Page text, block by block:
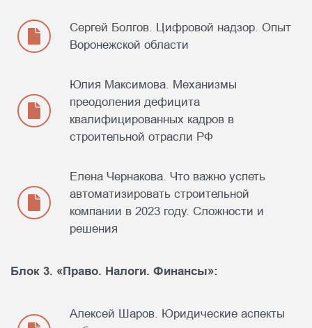
Сергей Болгов. Цифровой надзор. Опыт
Воронежской области
Юлия Максимова. Механизмы
преодоления дефицита
квалифицированных кадров в
строительной отрасли РФ
Елена Чернакова. Что важно успеть
автоматизировать строительной
компании в 2023 году. Сложности и
решения
Блок 3. «Право. Налоги. Финансы»:
Алексей Шаров. Юридические аспекты